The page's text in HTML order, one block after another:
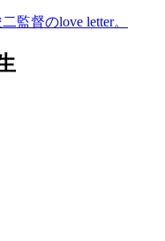
監督のlove letter。